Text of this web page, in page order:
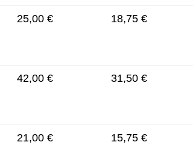
25,00 € 18,75 €
42,00 € 31,50 €
21,00 € 15,75 €